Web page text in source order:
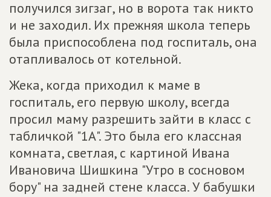
получился зигзаг, но в ворота так никто
и не заходил. Их прежняя школа теперь
была приспособлена под госпиталь, она
отапливалось от котельной.
Жека, когда приходил к маме в
госпиталь, его первую школу, всегда
просил маму разрешить зайти в класс с
табличкой "1А". Это была его классная
комната, светлая, с картиной Ивана
Ивановича Шишкина "Утро в сосновом
бору" на задней стене класса. У бабушки